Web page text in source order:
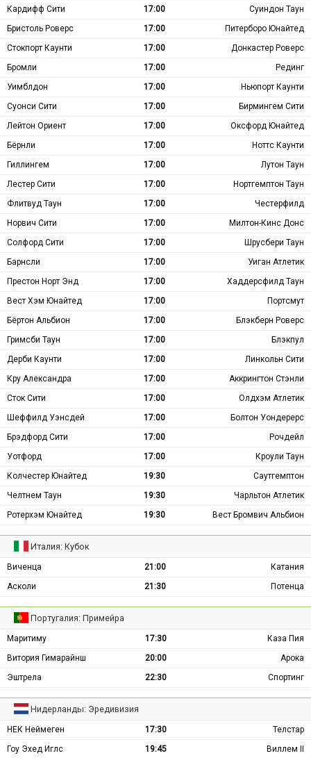
Кардифф Сити
17:00
Суиндон Таун
Бристоль Роверс
17:00
Питерборо Юнайтед
Стокпорт Каунти
17:00
Донкастер Роверс
Бромли
17:00
Рединг
Уимблдон
17:00
Ньюпорт Каунти
Суонси Сити
17:00
Бирмингем Сити
Лейтон Ориент
17:00
Оксфорд Юнайтед
Бёрнли
17:00
Ноттс Каунти
Гиллингем
17:00
Лутон Таун
Лестер Сити
17:00
Нортгемптон Таун
Флитвуд Таун
17:00
Честерфилд
Норвич Сити
17:00
Милтон-Кинс Донс
Солфорд Сити
17:00
Шрусбери Таун
Барнсли
17:00
Уиган Атлетик
Престон Норт Энд
17:00
Хаддерсфилд Таун
Вест Хэм Юнайтед
17:00
Портсмут
Бёртон Альбион
17:00
Блэкберн Роверс
Гримсби Таун
17:00
Блэкпул
Дерби Каунти
17:00
Линкольн Сити
Кру Александра
17:00
Аккрингтон Стэнли
Сток Сити
17:00
Олдхэм Атлетик
Шеффилд Уэнсдей
17:00
Болтон Уондерерс
Брэдфорд Сити
17:00
Рочдейл
Уотфорд
17:00
Кроули Таун
Колчестер Юнайтед
19:30
Саутгемптон
Челтнем Таун
19:30
Чарльтон Атлетик
Ротерхэм Юнайтед
19:30 Вест Бромвич Альбион
Италия: Кубок
Виченца 21:00
Катания
Асколи
21:30 Потенца
Португалия: Примейра
Маритиму 17:30
Каза Пия
Витория Гимарайнш
20:00
Арока
Эштрела
22:30 Спортинг
Нидерланды: Эредивизия
НЕК Неймеген 17:30
Телстар
Гоу Эхед Иглс
19:45 Виллем II